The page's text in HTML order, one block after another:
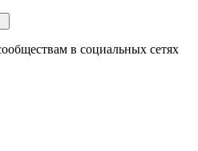
в социальных сетях